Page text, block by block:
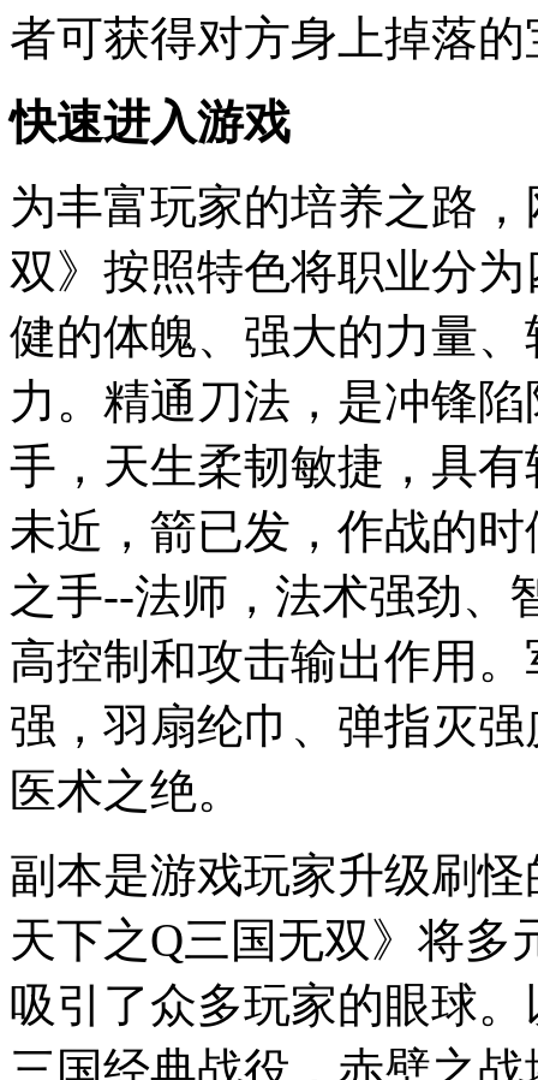
者可获得对方身上掉落
快速进入游戏
为丰富玩家的培养之路
双》按照特色将职业分
健的体魄、强大的力量
力。精通刀法，是冲锋
手，天生柔韧敏捷，具
未近，箭已发，作战的
之手--法师，法术强劲、
高控制和攻击输出作用
强，羽扇纶巾、弹指灭
医术之绝。
副本是游戏玩家升级刷
天下之Q三国无双》将多
吸引了众多玩家的眼球
三国经典战役，赤壁之